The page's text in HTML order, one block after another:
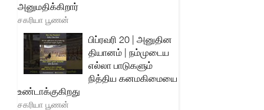
அனுமதிக்கிறார்
சகரியா பூணன்
பிப்ரவரி 20 | அனுதின
தியானம் | நம்முடைய
எல்லா பாடுகளும்
நித்திய கனமகிமையை
உண்டாக்குகிறது
சகரியா பூணன்